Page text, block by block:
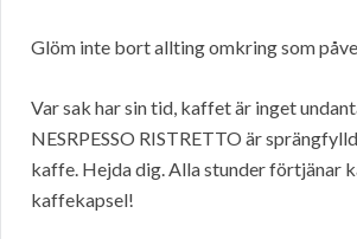
Glöm inte bort allting omkring som
Var sak har sin tid, kaffet är inget
NESRPESSO RISTRETTO är
kaffe. Hejda dig. Alla stunder förtjänar
kaffekapsel!